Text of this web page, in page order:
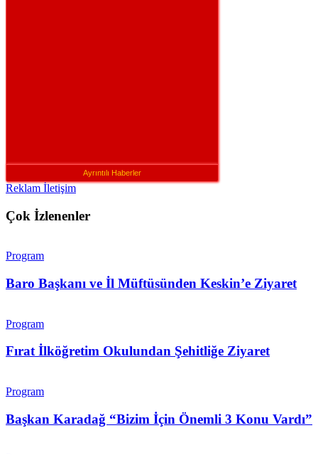
Ayrıntılı Haberler
Reklam İletişim
Çok İzlenenler
Program
Baro Başkanı ve İl Müftüsünden Keskin’e Ziyaret
Program
Fırat İlköğretim Okulundan Şehitliğe Ziyaret
Program
Başkan Karadağ “Bizim İçin Önemli 3 Konu Vardı”